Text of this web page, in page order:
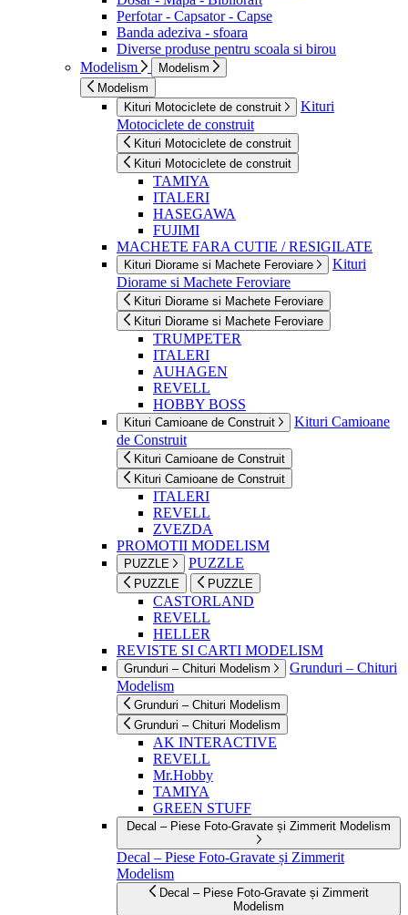
Perfotar - Capsator - Capse
Banda adeziva - sfoara
Diverse produse pentru scoala si birou
Modelism
Modelism
Modelism
Kituri Motociclete de construit
Kituri
Motociclete de construit
Kituri Motociclete de construit
Kituri Motociclete de construit
TAMIYA
ITALERI
HASEGAWA
FUJIMI
MACHETE FARA CUTIE / RESIGILATE
Kituri Diorame si Machete Feroviare
Kituri
Diorame si Machete Feroviare
Kituri Diorame si Machete Feroviare
Kituri Diorame si Machete Feroviare
TRUMPETER
ITALERI
AUHAGEN
REVELL
HOBBY BOSS
Kituri Camioane de Construit
Kituri Camioane
de Construit
Kituri Camioane de Construit
Kituri Camioane de Construit
ITALERI
REVELL
ZVEZDA
PROMOTII MODELISM
PUZZLE PUZZLE
PUZZLE PUZZLE
CASTORLAND
REVELL
HELLER
REVISTE SI CARTI MODELISM
Grunduri – Chituri Modelism
Grunduri – Chituri
Modelism
Grunduri – Chituri Modelism
Grunduri – Chituri Modelism
AK INTERACTIVE
REVELL
Mr.Hobby
TAMIYA
GREEN STUFF
Decal – Piese Foto-Gravate și Zimmerit Modelism
Decal – Piese Foto-Gravate și Zimmerit
Modelism
Decal – Piese Foto-Gravate și Zimmerit
Modelism